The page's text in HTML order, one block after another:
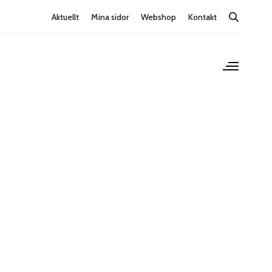
Aktuellt Mina sidor Webshop Kontakt